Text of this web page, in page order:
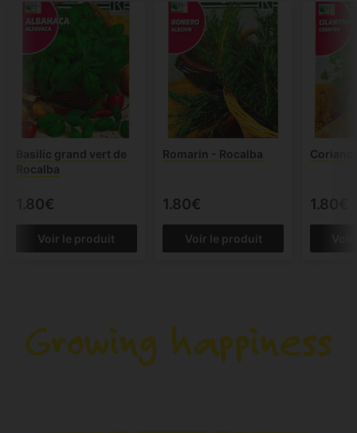
Basilic grand vert de
Rocalba
1.80€
Voir le produit
Romarin - Rocalba
1.80€
Voir le produit
1.80€